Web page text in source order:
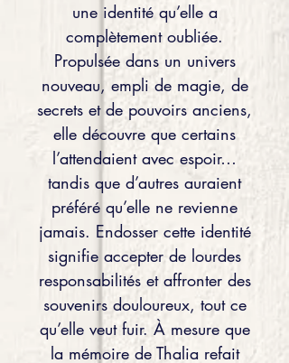
une identité qu’elle a
complètement oubliée.
Propulsée dans un univers
nouveau, empli de magie, de
secrets et de pouvoirs anciens,
elle découvre que certains
l’attendaient avec espoir…
tandis que d’autres auraient
préféré qu’elle ne revienne
jamais. Endosser cette identité
signifie accepter de lourdes
responsabilités et affronter des
souvenirs douloureux, tout ce
qu’elle veut fuir. À mesure que
la mémoire de Thalia refait